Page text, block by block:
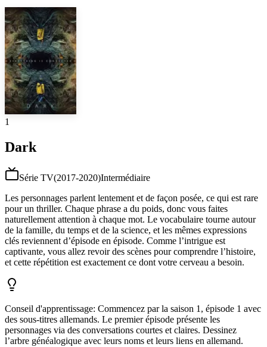
1
Dark
Série TV(2017-2020)Intermédiaire
Les personnages parlent lentement et de façon posée, ce qui est rare
pour un thriller. Chaque phrase a du poids, donc vous faites
naturellement attention à chaque mot. Le vocabulaire tourne autour
de la famille, du temps et de la science, et les mêmes expressions
clés reviennent d’épisode en épisode. Comme l’intrigue est
captivante, vous allez revoir des scènes pour comprendre l’histoire,
et cette répétition est exactement ce dont votre cerveau a besoin.
Conseil d'apprentissage: Commencez par la saison 1, épisode 1 avec
des sous-titres allemands. Le premier épisode présente les
personnages via des conversations courtes et claires. Dessinez
l’arbre généalogique avec leurs noms et leurs liens en allemand.